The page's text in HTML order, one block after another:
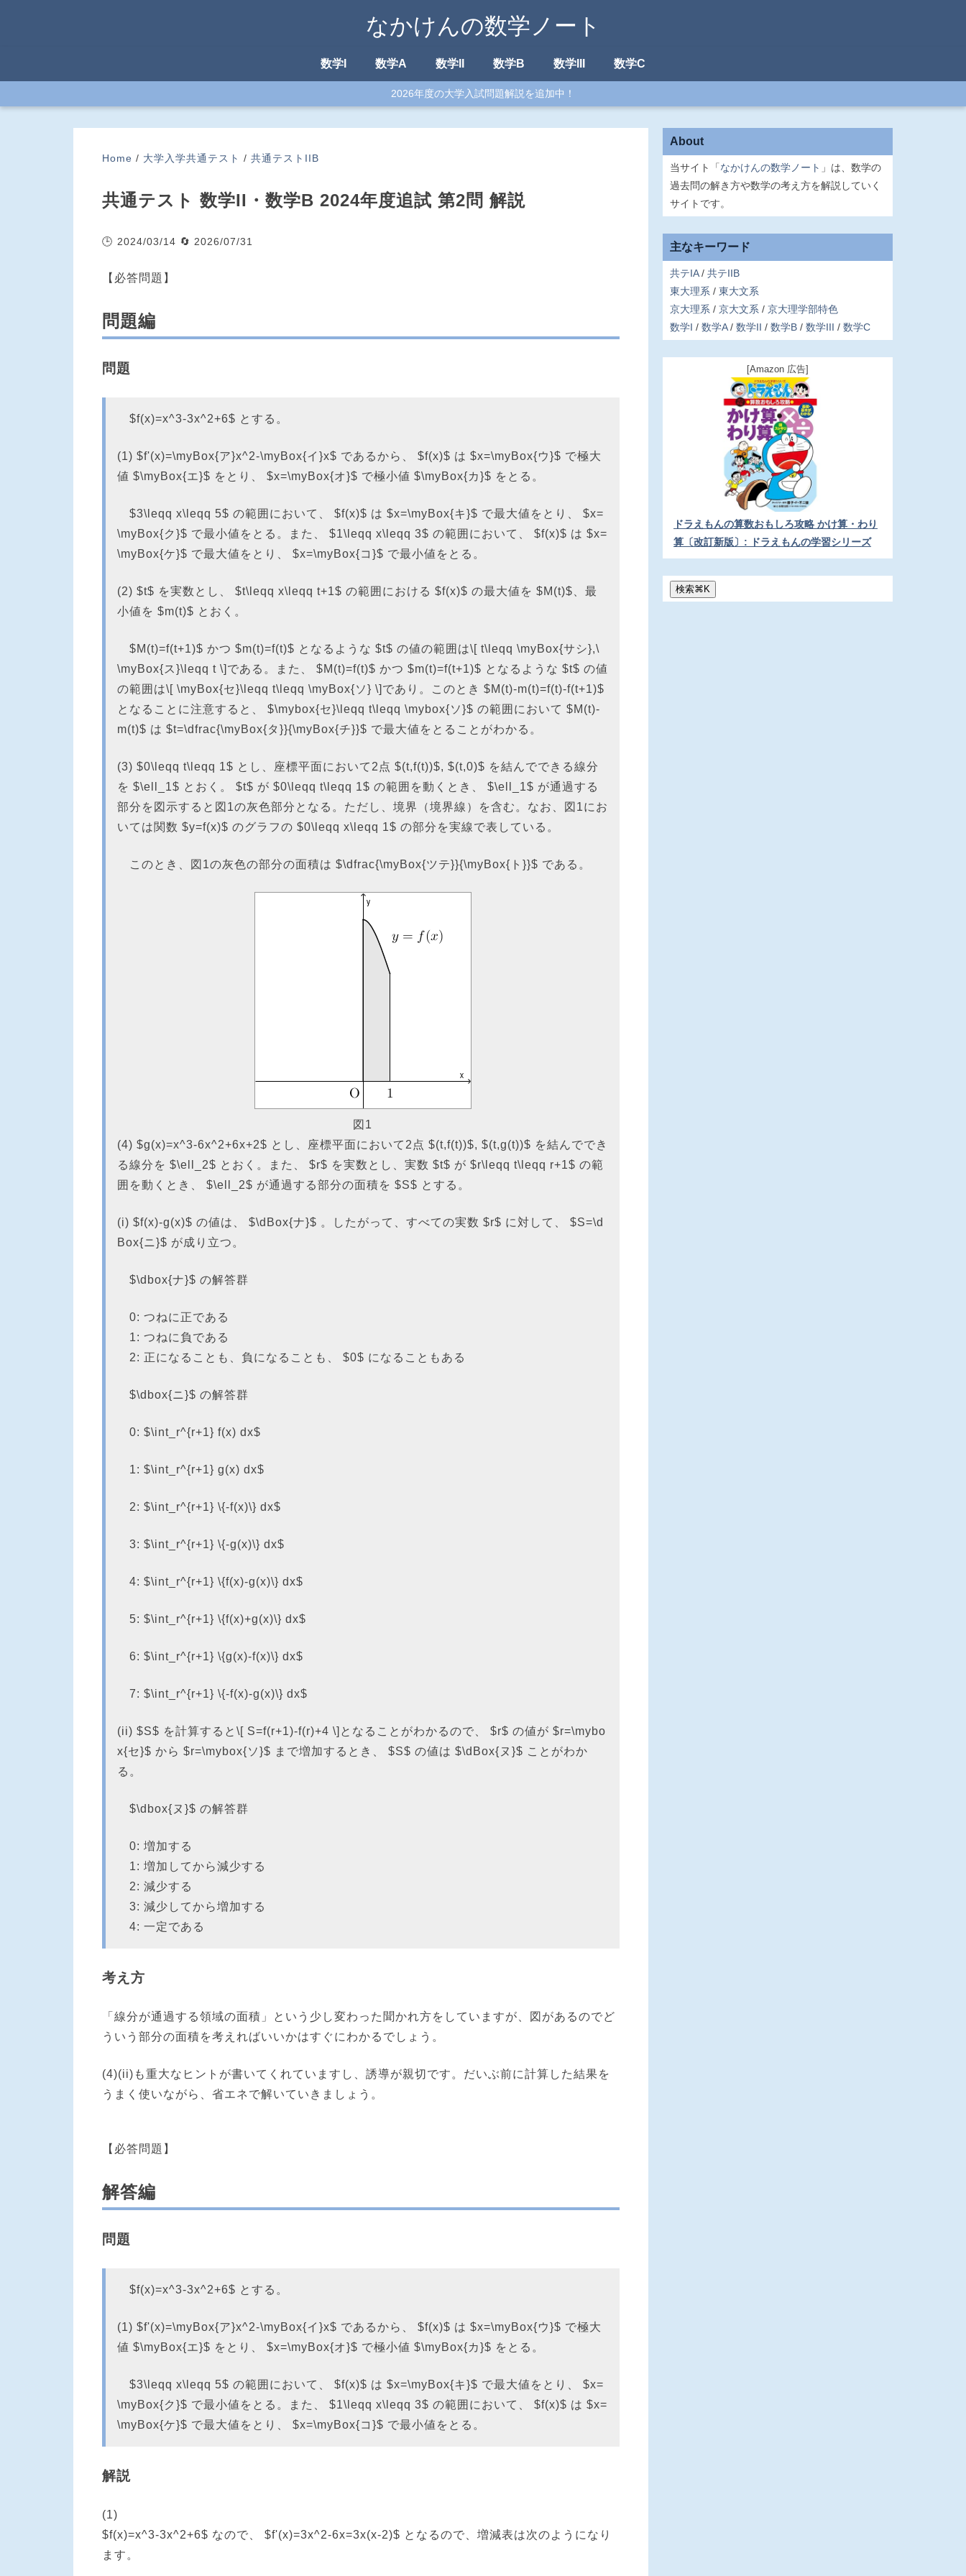
なかけんの数学ノート
数学I 数学A 数学II 数学B 数学III 数学C
2026年度の大学入試問題解説を追加中！
Home / 大学入学共通テスト / 共通テストIIB
共通テスト 数学II・数学B 2024年度追試 第2問 解説
🕒 2024/03/14 🔄 2026/07/31
【必答問題】
問題編
問題
$f(x)=x^3-3x^2+6$ とする。
(1) $f'(x)=\myBox{ア}x^2-\myBox{イ}x$ であるから、 $f(x)$ は $x=\myBox{ウ}$ で極大
値 $\myBox{エ}$ をとり、 $x=\myBox{オ}$ で極小値 $\myBox{カ}$ をとる。
$3\leqq x\leqq 5$ の範囲において、 $f(x)$ は $x=\myBox{キ}$ で最大値をとり、 $x=
\myBox{ク}$ で最小値をとる。また、 $1\leqq x\leqq 3$ の範囲において、 $f(x)$ は $x=
\myBox{ケ}$ で最大値をとり、 $x=\myBox{コ}$ で最小値をとる。
(2) $t$ を実数とし、 $t\leqq x\leqq t+1$ の範囲における $f(x)$ の最大値を $M(t)$、最
小値を $m(t)$ とおく。
$M(t)=f(t+1)$ かつ $m(t)=f(t)$ となるような $t$ の値の範囲は\[ t\leqq \myBox{サシ},\
\myBox{ス}\leqq t \]である。また、 $M(t)=f(t)$ かつ $m(t)=f(t+1)$ となるような $t$ の値
の範囲は\[ \myBox{セ}\leqq t\leqq \myBox{ソ} \]であり。このとき $M(t)-m(t)=f(t)-f(t+1)$
となることに注意すると、 $\mybox{セ}\leqq t\leqq \mybox{ソ}$ の範囲において $M(t)-
m(t)$ は $t=\dfrac{\myBox{タ}}{\myBox{チ}}$ で最大値をとることがわかる。
(3) $0\leqq t\leqq 1$ とし、座標平面において2点 $(t,f(t))$, $(t,0)$ を結んでできる線分
を $\ell_1$ とおく。 $t$ が $0\leqq t\leqq 1$ の範囲を動くとき、 $\ell_1$ が通過する
部分を図示すると図1の灰色部分となる。ただし、境界（境界線）を含む。なお、図1にお
いては関数 $y=f(x)$ のグラフの $0\leqq x\leqq 1$ の部分を実線で表している。
このとき、図1の灰色の部分の面積は $\dfrac{\myBox{ツテ}}{\myBox{ト}}$ である。
図1
(4) $g(x)=x^3-6x^2+6x+2$ とし、座標平面において2点 $(t,f(t))$, $(t,g(t))$ を結んででき
る線分を $\ell_2$ とおく。また、 $r$ を実数とし、実数 $t$ が $r\leqq t\leqq r+1$ の範
囲を動くとき、 $\ell_2$ が通過する部分の面積を $S$ とする。
(i) $f(x)-g(x)$ の値は、 $\dBox{ナ}$ 。したがって、すべての実数 $r$ に対して、 $S=\d
Box{ニ}$ が成り立つ。
$\dbox{ナ}$ の解答群
0: つねに正である
1: つねに負である
2: 正になることも、負になることも、 $0$ になることもある
$\dbox{ニ}$ の解答群
0: $\int_r^{r+1} f(x) dx$
1: $\int_r^{r+1} g(x) dx$
2: $\int_r^{r+1} \{-f(x)\} dx$
3: $\int_r^{r+1} \{-g(x)\} dx$
4: $\int_r^{r+1} \{f(x)-g(x)\} dx$
5: $\int_r^{r+1} \{f(x)+g(x)\} dx$
6: $\int_r^{r+1} \{g(x)-f(x)\} dx$
7: $\int_r^{r+1} \{-f(x)-g(x)\} dx$
(ii) $S$ を計算すると\[ S=f(r+1)-f(r)+4 \]となることがわかるので、 $r$ の値が $r=\mybo
x{セ}$ から $r=\mybox{ソ}$ まで増加するとき、 $S$ の値は $\dBox{ヌ}$ ことがわか
る。
$\dbox{ヌ}$ の解答群
0: 増加する
1: 増加してから減少する
2: 減少する
3: 減少してから増加する
4: 一定である
考え方
「線分が通過する領域の面積」という少し変わった聞かれ方をしていますが、図があるのでど
ういう部分の面積を考えればいいかはすぐにわかるでしょう。
(4)(ii)も重大なヒントが書いてくれていますし、誘導が親切です。だいぶ前に計算した結果を
うまく使いながら、省エネで解いていきましょう。
【必答問題】
解答編
問題
$f(x)=x^3-3x^2+6$ とする。
(1) $f'(x)=\myBox{ア}x^2-\myBox{イ}x$ であるから、 $f(x)$ は $x=\myBox{ウ}$ で極大
値 $\myBox{エ}$ をとり、 $x=\myBox{オ}$ で極小値 $\myBox{カ}$ をとる。
$3\leqq x\leqq 5$ の範囲において、 $f(x)$ は $x=\myBox{キ}$ で最大値をとり、 $x=
\myBox{ク}$ で最小値をとる。また、 $1\leqq x\leqq 3$ の範囲において、 $f(x)$ は $x=
\myBox{ケ}$ で最大値をとり、 $x=\myBox{コ}$ で最小値をとる。
解説
(1)
$f(x)=x^3-3x^2+6$ なので、 $f'(x)=3x^2-6x=3x(x-2)$ となるので、増減表は次のようになり
ます。
About
当サイト「なかけんの数学ノート 」は、数学の
過去問の解き方や数学の考え方を解説していく
サイトです。
主なキーワード
共テIA
共テIIB
東大理系
東大文系
京大理系
京大文系
京大理学部特色
数学I
数学A 数学II 数学B 数学III 数学C
[Amazon 広告]
ドラえもんの算数おもしろ攻略 かけ算・わり
算〔改訂新版〕: ドラえもんの学習シリーズ
検索⌘K